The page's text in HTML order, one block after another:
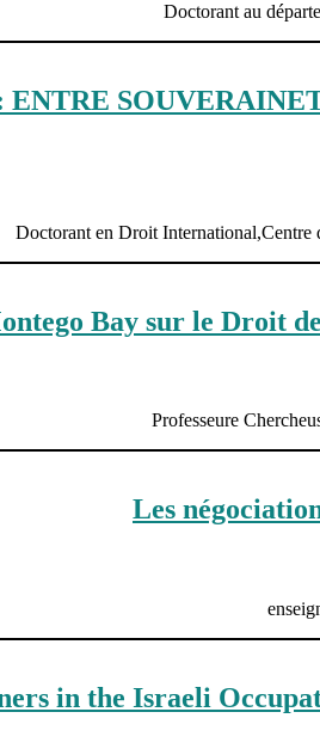
Doctorant au
Doctorant en Droit
Bay sur le Droit
Professeure
Les
in the Israeli